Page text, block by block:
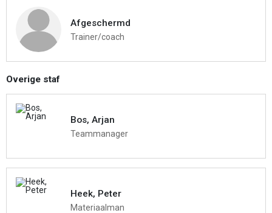
Afgeschermd
Trainer/coach
Overige staf
Bos, Arjan
Teammanager
Heek, Peter
Materiaalman